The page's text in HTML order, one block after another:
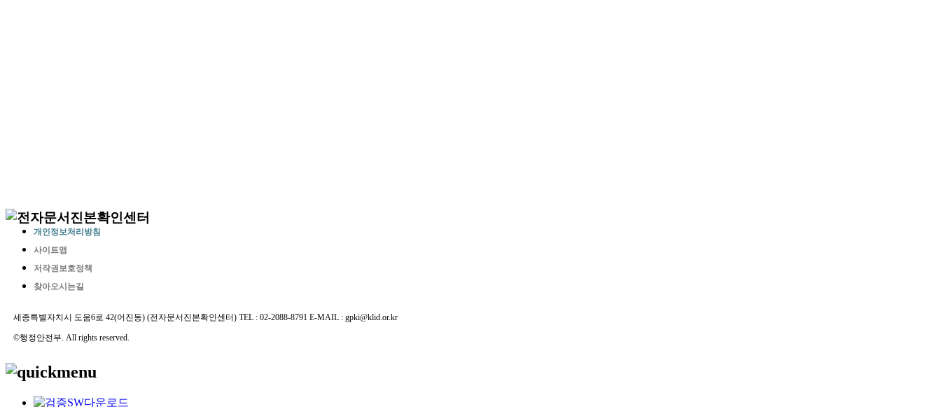
개인정보처리방침
사이트맵
저작권보호정책
찾아오시는길
세종특별자치시 도움6로 42(어진동) (전자문서진본확인센터) TEL : 02-2088-8791 E-MAIL : gpki@klid.or.kr
©행정안전부. All rights reserved.